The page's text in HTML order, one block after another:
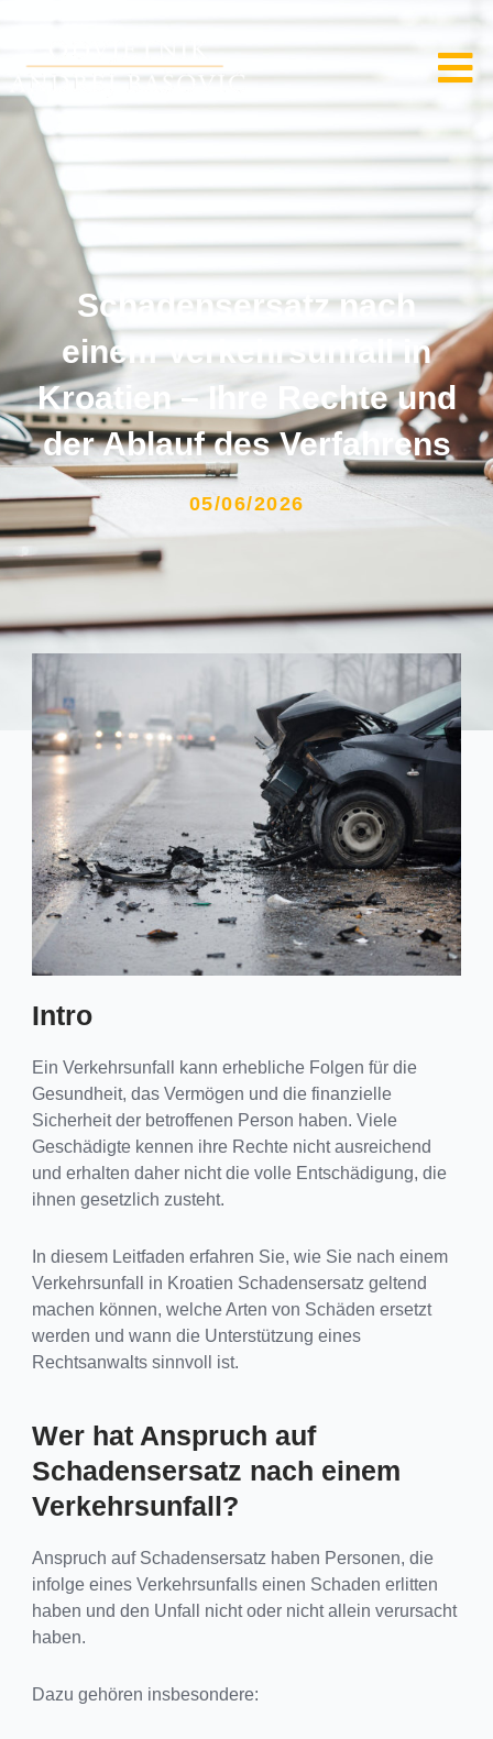
Schadensersatz nach
einem Verkehrsunfall in
Kroatien – Ihre Rechte und
der Ablauf des Verfahrens
05/06/2026
Intro
Ein Verkehrsunfall kann erhebliche Folgen für die
Gesundheit, das Vermögen und die finanzielle
Sicherheit der betroffenen Person haben. Viele
Geschädigte kennen ihre Rechte nicht ausreichend
und erhalten daher nicht die volle Entschädigung, die
ihnen gesetzlich zusteht.
In diesem Leitfaden erfahren Sie, wie Sie nach einem
Verkehrsunfall in Kroatien Schadensersatz geltend
machen können, welche Arten von Schäden ersetzt
werden und wann die Unterstützung eines
Rechtsanwalts sinnvoll ist.
Wer hat Anspruch auf
Schadensersatz nach einem
Verkehrsunfall?
Anspruch auf Schadensersatz haben Personen, die
infolge eines Verkehrsunfalls einen Schaden erlitten
haben und den Unfall nicht oder nicht allein verursacht
haben.
Dazu gehören insbesondere: